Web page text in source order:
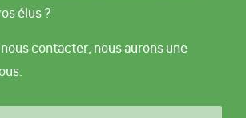
élus ?
contacter, nous aurons une